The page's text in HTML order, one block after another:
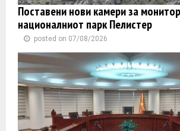
Поставени нови камери за
националниот парк Пелистер
posted on 07/08/2026